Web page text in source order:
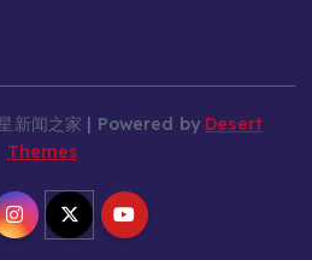
新闻之家 | Powered by Desert
Themes